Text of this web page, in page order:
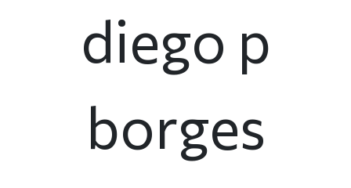
diego p
borges